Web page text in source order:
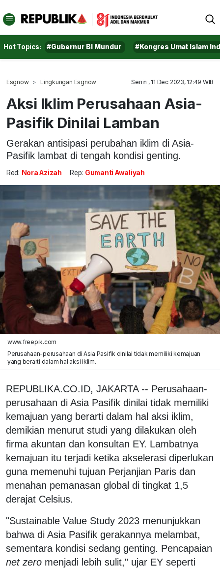
Hot Topics: #Gubernur BI Mundur #Kongres Umat Islam
Esgnow Lingkungan Esgnow Senin , 11 Dec 2023, 12:49 WIB
Aksi Iklim Perusahaan Asia-
Pasifik Dinilai Lamban
Gerakan antisipasi perubahan iklim di Asia-
Pasifik lambat di tengah kondisi genting.
Red: Nora Azizah Rep: Gumanti Awaliyah
www.freepik.com
Perusahaan-perusahaan di Asia Pasifik dinilai tidak memiliki kemajuan
yang berarti dalam hal aksi iklim.
REPUBLIKA.CO.ID, JAKARTA -- Perusahaan-
perusahaan di Asia Pasifik dinilai tidak memiliki
kemajuan yang berarti dalam hal aksi iklim,
demikian menurut studi yang dilakukan oleh
firma akuntan dan konsultan EY. Lambatnya
kemajuan itu terjadi ketika akselerasi diperlukan
guna memenuhi tujuan Perjanjian Paris dan
menahan pemanasan global di tingkat 1,5
derajat Celsius.
"Sustainable Value Study 2023 menunjukkan
bahwa di Asia Pasifik gerakannya melambat,
sementara kondisi sedang genting. Pencapaian
net zero menjadi lebih sulit," ujar EY seperti